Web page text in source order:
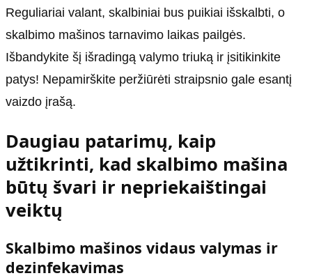
Reguliariai valant, skalbiniai bus puikiai išskalbti, o
skalbimo mašinos tarnavimo laikas pailgės.
Išbandykite šį išradingą valymo triuką ir įsitikinkite
patys! Nepamirškite peržiūrėti straipsnio gale esantį
vaizdo įrašą.
Daugiau patarimų, kaip
užtikrinti, kad skalbimo mašina
būtų švari ir nepriekaištingai
veiktų
Skalbimo mašinos vidaus valymas ir
dezinfekavimas